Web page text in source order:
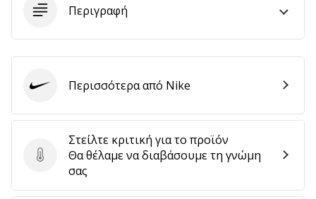
Περιγραφή
Στείλτε κριτική για το προϊόν
Στείλτε κριτική για το προϊόν
Θα θέλαμε να διαβάσουμε τη γνώμη
σας
Nike Περισσότερα από Nike